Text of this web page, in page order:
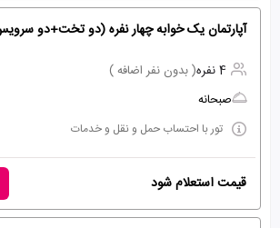
آپارتمان یک خوابه چهار نفره (دو تخت+دو
4 نفره
( بدون نفر اضافه )
صبحانه
تور با احتساب حمل و نقل و خدمات
قیمت استعلام شود